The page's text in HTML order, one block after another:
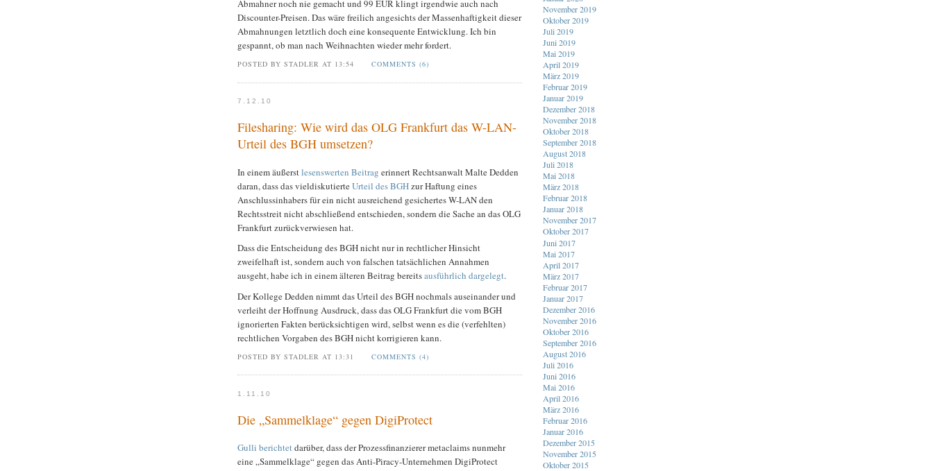
Abmahner noch nie gemacht und 99 EUR klingt irgendwie auch nach
Discounter-Preisen. Das wäre freilich angesichts der Massenhaftigkeit dieser
Abmahnungen letztlich doch eine konsequente Entwicklung. Ich bin
gespannt, ob man nach Weihnachten wieder mehr fordert.
POSTED BY STADLER AT 13:54 COMMENTS (6)
7.12.10
Filesharing: Wie wird das OLG Frankfurt das W-LAN-
Urteil des BGH umsetzen?
In einem äußerstlesenswerten Beitrag erinnert Rechtsanwalt Malte Dedden
daran, dass das vieldiskutierteUrteil des BGHzur Haftung eines
Anschlussinhabers für ein nicht ausreichend gesichertes W-LAN den
Rechtsstreit nicht abschließend entschieden, sondern die Sache an das OLG
Frankfurt zurückverwiesen hat.
Dass die Entscheidung des BGH nicht nur in rechtlicher Hinsicht
zweifelhaft ist, sondern auch von falschen tatsächlichen Annahmen
ausgeht, habe ich in einem älteren Beitrag bereitsausführlich dargelegt.
Der Kollege Dedden nimmt das Urteil des BGH nochmals auseinander und
verleiht der Hoffnung Ausdruck, dass das OLG Frankfurt die vom BGH
ignorierten Fakten berücksichtigen wird, selbst wenn es die (verfehlten)
rechtlichen Vorgaben des BGH nicht korrigieren kann.
POSTED BY STADLER AT 13:31 COMMENTS (4)
1.11.10
Die „Sammelklage“ gegen DigiProtect
Gulli berichtetdarüber, dass der Prozessfinanzierer metaclaims nunmehr
eine „Sammelklage“ gegen das Anti-Piracy-Unternehmen DigiProtect
November 2019
Oktober 2019
Juli 2019
Juni 2019
Mai 2019
April 2019
März 2019
Februar 2019
Januar 2019
Dezember 2018
November 2018
Oktober 2018
September 2018
August 2018
Juli 2018
Mai 2018
März 2018
Februar 2018
Januar 2018
November 2017
Oktober 2017
Juni 2017
Mai 2017
April 2017
März 2017
Februar 2017
Januar 2017
Dezember 2016
November 2016
Oktober 2016
September 2016
August 2016
Juli 2016
Juni 2016
Mai 2016
April 2016
März 2016
Februar 2016
Januar 2016
Dezember 2015
November 2015
Oktober 2015